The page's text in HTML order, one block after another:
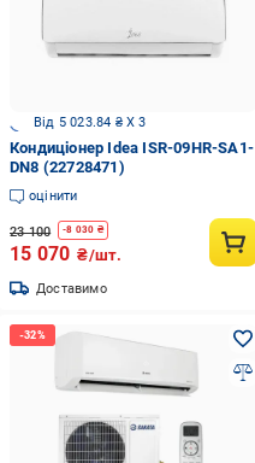
Від 5 023.84 ₴ X 3
Кондиціонер Idea ISR-09HR-SA1-
DN8 (22728471)
оцінити
23 100 -8 030 ₴
15 070 ₴/шт.
Доставимо